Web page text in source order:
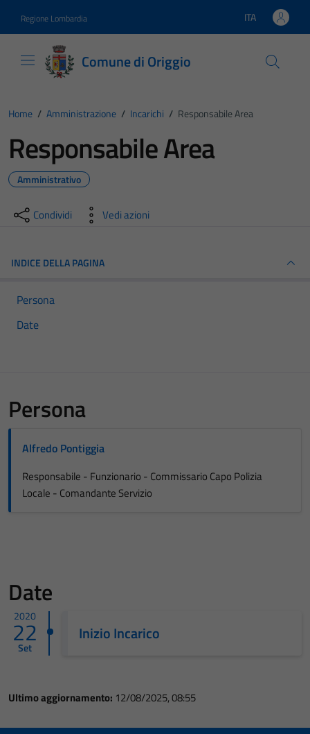
Regione Lombardia Lingua attiva:
ITA
Comune di Origgio
Home / Amministrazione / Incarichi / Responsabile Area
Responsabile Area
Amministrativo
Condividi Vedi azioni
INDICE DELLA PAGINA
Persona
Date
Persona
Alfredo Pontiggia
Responsabile - Funzionario - Commissario Capo Polizia
Locale - Comandante Servizio
Date
2020
22
Set
Inizio Incarico
Ultimo aggiornamento: 12/08/2025, 08:55